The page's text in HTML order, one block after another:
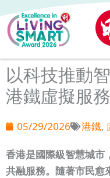
to
content
以科技推動
港鐵虛擬服
05/29/2026 港鐵,
香港是國際級智慧城市
共融服務。隨著市民